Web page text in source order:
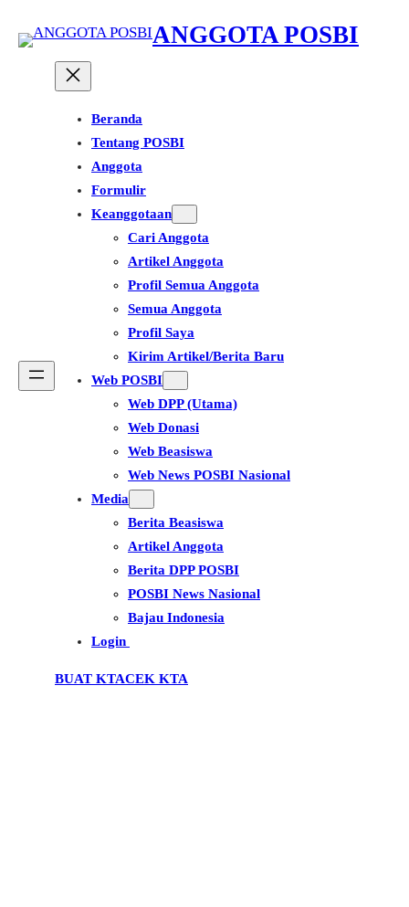
ANGGOTA POSBI
Beranda
Tentang POSBI
Anggota
Formulir
Keanggotaan
Cari Anggota
Artikel Anggota
Profil Semua Anggota
Semua Anggota
Profil Saya
Kirim Artikel/Berita Baru
Web POSBI
Web DPP (Utama)
Web Donasi
Web Beasiswa
Web News POSBI Nasional
Media
Berita Beasiswa
Artikel Anggota
Berita DPP POSBI
POSBI News Nasional
Bajau Indonesia
Login
BUAT KTACEK KTA